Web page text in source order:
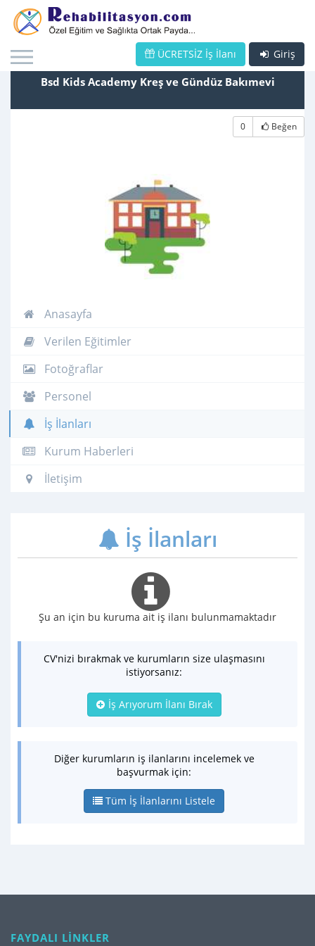
Giriş
ÜCRETSİZ İş İlanı
Bsd Kids Academy Kreş ve Gündüz Bakımevi
0 Beğen
Anasayfa
Verilen Eğitimler
Fotoğraflar
Personel
İş İlanları
Kurum Haberleri
İletişim
İş İlanları
Şu an için bu kuruma ait iş ilanı bulunmamaktadır
CV'nizi bırakmak ve kurumların size ulaşmasını
istiyorsanız:
İş Arıyorum İlanı Bırak
Diğer kurumların iş ilanlarını incelemek ve
başvurmak için:
Tüm İş İlanlarını Listele
FAYDALI LİNKLER